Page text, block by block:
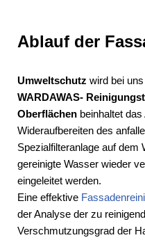
Ablauf der
Umweltschutz wird bei
WARDAWAS-
Oberflächen beinhaltet
Wideraufbereiten des
Spezialfilteranlage auf dem
gereinigte Wasser wieder
eingeleitet werden.
Eine effektive
der Analyse der zu
Verschmutzungsgrad der